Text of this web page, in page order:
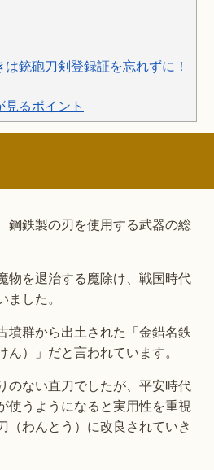
銃砲刀剣登録証を忘れずに！
るポイント
鋼鉄製の刃を使用する武器の総
物を退治する魔除け、戦国時代
した。
墳群から出土された「金錯名鉄
）」だと言われています。
のない直刀でしたが、平安時代
使うようになると実用性を重視
（わんとう）に改良されていき